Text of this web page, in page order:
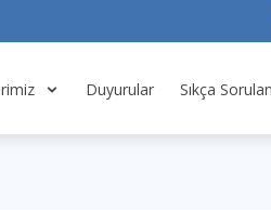
Duyurular Sıkça